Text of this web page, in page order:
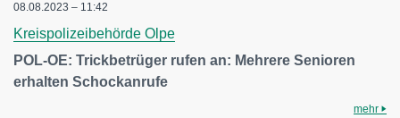
08.08.2023 – 11:42
Kreispolizeibehörde Olpe
POL-OE: Trickbetrüger rufen an: Mehrere Senioren
erhalten Schockanrufe
mehr